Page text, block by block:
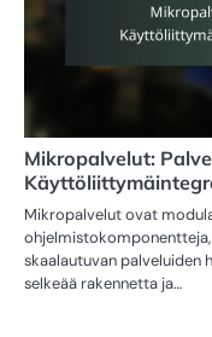
Mikropalvelut:
Mikropalvelut ovat
skaalautuvan palveluiden
selkeää rakennetta ja…